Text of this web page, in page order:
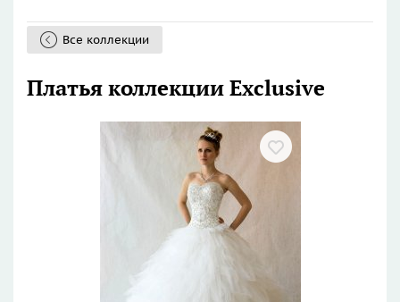
Все коллекции
Платья коллекции Exclusive